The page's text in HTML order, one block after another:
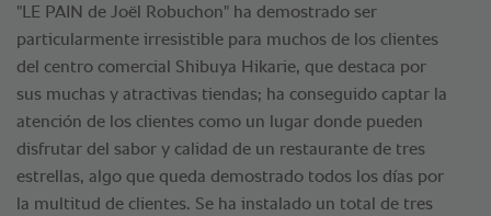
"LE PAIN de Joël Robuchon" ha demostrado ser
particularmente irresistible para muchos de los clientes
del centro comercial Shibuya Hikarie, que destaca por
sus muchas y atractivas tiendas; ha conseguido captar la
atención de los clientes como un lugar donde pueden
disfrutar del sabor y calidad de un restaurante de tres
estrellas, algo que queda demostrado todos los días por
la multitud de clientes. Se ha instalado un total de tres